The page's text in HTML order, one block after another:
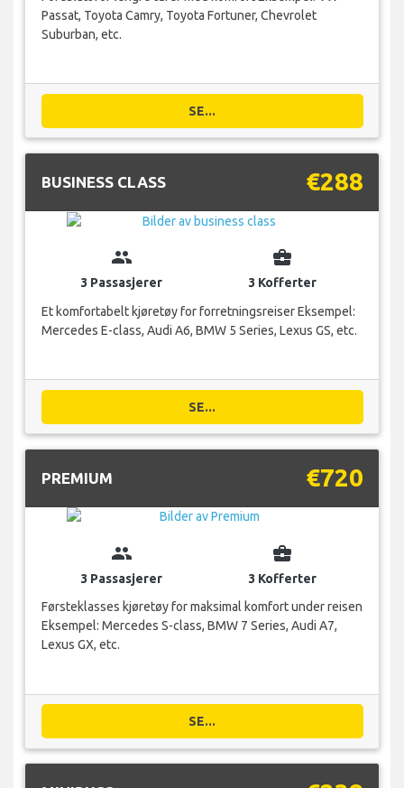
Passat, Toyota Camry, Toyota Fortuner, Chevrolet
Suburban, etc.
SE...
BUSINESS CLASS €288
group
3 Passasjerer
business_center
3 Kofferter
Et komfortabelt kjøretøy for forretningsreiser Eksempel:
Mercedes E-class, Audi A6, BMW 5 Series, Lexus GS, etc.
SE...
PREMIUM €720
group
3 Passasjerer
business_center
3 Kofferter
Førsteklasses kjøretøy for maksimal komfort under reisen
Eksempel: Mercedes S-class, BMW 7 Series, Audi A7,
Lexus GX, etc.
SE...